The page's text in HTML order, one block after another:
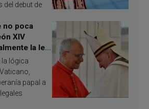
del debut de
no poca
XIV
la ley
Francisco
la lógica
papal a